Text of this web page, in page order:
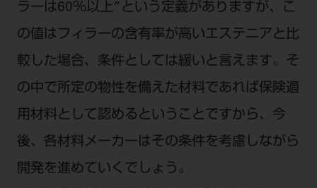
ラーは60％以上”という定義がありますが、こ
の値はフィラーの含有率が高いエステニアと比
較した場合、条件としては緩いと言えます。そ
の中で所定の物性を備えた材料であれば保険適
用材料として認めるということですから、今
後、各材料メーカーはその条件を考慮しながら
開発を進めていくでしょう。